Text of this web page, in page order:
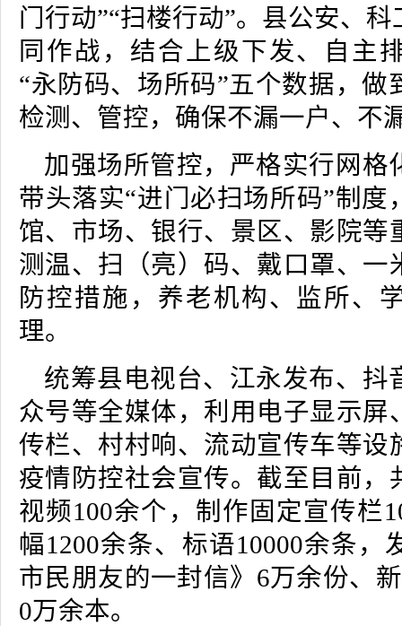
门行动”“扫楼行动”。县公安、
同作战，结合上级下发、自主
“永防码、场所码”五个数据，做
检测、管控，确保不漏一户、不
加强场所管控，严格实行网格
带头落实“进门必扫场所码”制度
馆、市场、银行、景区、影院等
测温、扫（亮）码、戴口罩、一
防控措施，养老机构、监所、
理。
统筹县电视台、江永发布、抖
众号等全媒体，利用电子显示屏
传栏、村村响、流动宣传车等设
疫情防控社会宣传。截至目前，
视频100余个，制作固定宣传栏
幅1200余条、标语10000余条，
市民朋友的一封信》6万余份、
0万余本。